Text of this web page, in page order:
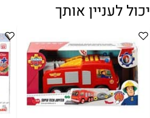
יכול לעניין אותך